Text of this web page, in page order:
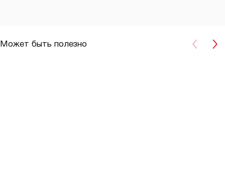
Может быть полезно